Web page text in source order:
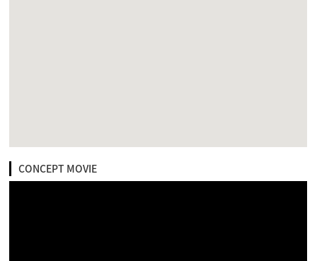
CONCEPT MOVIE